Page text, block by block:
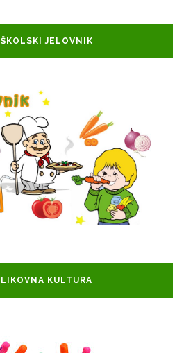
ŠKOLSKI JELOVNIK
LIKOVNA KULTURA